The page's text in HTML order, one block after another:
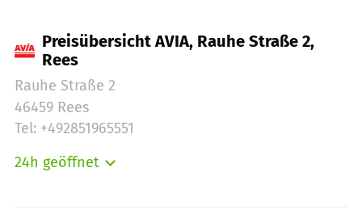
Preisübersicht AVIA, Rauhe Straße 2,
Rees
Rauhe Straße 2
46459 Rees
Tel: +492851965551
24h geöffnet